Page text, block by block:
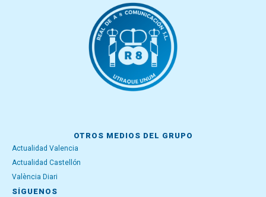
OTROS MEDIOS DEL GRUPO
Actualidad Valencia
Actualidad Castellón
València Diari
SÍGUENOS